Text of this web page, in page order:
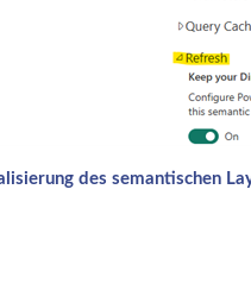
des semantischen